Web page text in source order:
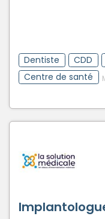
Dentiste CDD
Centre de santé